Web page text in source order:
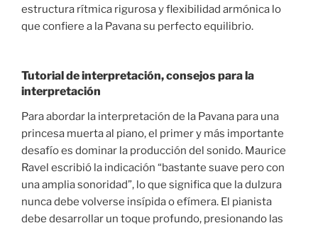
estructura rítmica rigurosa y flexibilidad armónica lo
que confiere a la Pavana su perfecto equilibrio.
Tutorial de interpretación, consejos para la
interpretación
Para abordar la interpretación de la Pavana para una
princesa muerta al piano, el primer y más importante
desafío es dominar la producción del sonido. Maurice
Ravel escribió la indicación “bastante suave pero con
una amplia sonoridad”, lo que significa que la dulzura
nunca debe volverse insípida o efímera. El pianista
debe desarrollar un toque profundo, presionando las